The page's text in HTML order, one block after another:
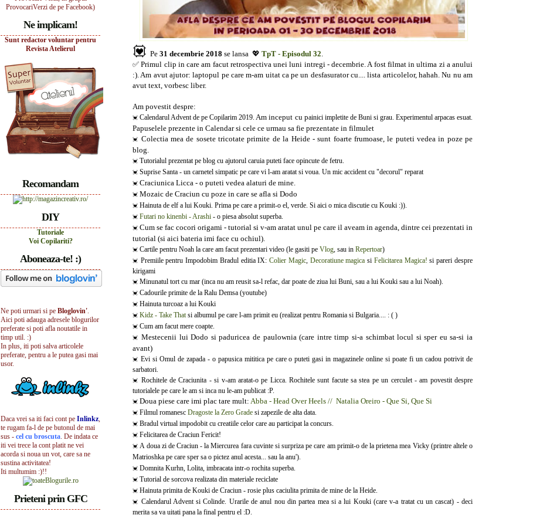
💟 Pe 31 decembrie 2018 se lansa 💖 TpT - Episodul 32.
✅ Primul clip in care am facut retrospectiva unei luni intregi - decembrie. A fost filmat in ultima zi a anului
:). Am avut ajutor: laptopul pe care m-am uitat ca pe un desfasurator cu.... lista articolelor, hahah. Nu nu am
avut text, vorbesc liber.
Am povestit despre:
💓 Calendarul Advent de pe Copilarim 2019. Am inceput cu painici impletite de Buni si grau. Experimentul arpacas esuat.
Papuselele prezente in Calendar si cele ce urmau sa fie prezentate in filmulet
💓 Colectia mea de sosete tricotate primite de la Heide - sunt foarte frumoase, le puteti vedea in poze pe
blog.
💓 Tutorialul prezentat pe blog cu ajutorul caruia puteti face opincute de fetru.
💓 Suprise Santa - un carnetel simpatic pe care vi l-am aratat si voua. Un mic accident cu "decorul" reparat
💓 Craciunica Licca - o puteti vedea alaturi de mine.
💓 Mozaic de Craciun cu poze in care se afla si Dodo
💓 Hainuta de elf a lui Kouki. Prima pe care a primit-o el, verde. Si aici o mica discutie cu Kouki :)).
💓 Futari no kinenbi - Arashi - o piesa absolut superba.
💓 Cum se fac cocori origami - tutorial si v-am aratat unul pe care il aveam in agenda, dintre cei prezentati in
tutorial (si aici bateria imi face cu ochiul).
💓 Cartile pentru Noah la care am facut prezentari video (le gasiti pe Vlog, sau in Repertoar)
💓 Premiile pentru Impodobim Bradul editia IX:Colier Magic, Decoratiune magica si Felicitarea Magica! si pareri despre
kirigami
💓 Minunatul tort cu mar (inca nu am reusit sa-l refac, dar poate de ziua lui Buni, sau a lui Kouki sau a lui Noah).
💓 Cadourile primite de la Ralu Demsa (youtube)
💓 Hainuta turcoaz a lui Kouki
💓 Kidz - Take Thatsi albumul pe care l-am primit eu (realizat pentru Romania si Bulgaria.... : ( )
💓 Cum am facut mere coapte.
💓 Mestecenii lui Dodo si paduricea de paulownia (care intre timp si-a schimbat locul si sper eu sa-si ia
avant)
💓 Evi si Omul de zapada - o papusica mititica pe care o puteti gasi in magazinele online si poate fi un cadou potrivit de
sarbatori.
💓 Rochitele de Craciunita - si v-am aratat-o pe Licca. Rochitele sunt facute sa stea pe un cerculet - am povestit despre
tutorialele pe care le am si inca nu le-am publicat :P.
💓 Doua piese care imi plac tare mult: Abba - Head Over Heels // Natalia Oreiro - Que Si, Que Si
💓 Filmul romanesc Dragoste la Zero Grade si zapezile de alta data.
💓 Bradul virtual impodobit cu creatiile celor care au participat la concurs.
💓 Felicitarea de Craciun Fericit!
💓 A doua zi de Craciun - la Miercurea fara cuvinte si surpriza pe care am primit-o de la prietena mea Vicky (printre altele o
Matrioshka pe care sper sa o pictez anul acesta... sau la anu').
💓 Domnita Kurhn, Lolita, imbracata intr-o rochita superba.
💓 Tutorial de sorcova realizata din materiale reciclate
💓 Hainuta primita de Kouki de Craciun - rosie plus caciulita primita de mine de la Heide.
💓 Calendarul Advent si Colinde. Urarile de anul nou din partea mea si a lui Kouki (care v-a tratat cu un cascat) - deci
merita sa va uitati pana la final pentru el :D.
ProvocariVerzi de pe Facebook)
Ne implicam!
Sunt redactor voluntar pentru
Revista Atelierul
Recomandam
DIY
Tutoriale
Voi Copilariti?
Aboneaza-te! :)
Ne poti urmari si pe Bloglovin'.
Aici poti adauga adresele blogurilor
preferate si poti afla noutatile in
timp util. :)
In plus, iti poti salva articolele
preferate, pentru a le putea gasi mai
usor.
Daca vrei sa iti faci cont pe Inlinkz,
te rugam fa-l de pe butonul de mai
sus - cel cu broscuta. De indata ce
iti vei trece la cont platit ne vei
acorda si noua un vot, care sa ne
sustina activitatea!
Iti multumim :)!!
Prieteni prin GFC